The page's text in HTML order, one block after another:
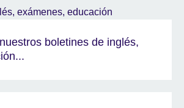
boletines de inglés,